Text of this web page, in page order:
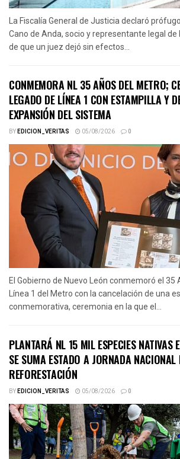
La Fiscalía General de Justicia declaró
Cano de Anda, socio y representante legal de
de que un juez dejó sin efectos...
CONMEMORA NL 35 AÑOS DEL METRO;
LEGADO DE LÍNEA 1 CON ESTAMPILLA Y
EXPANSIÓN DEL SISTEMA
BYEDICION_VERITAS 05/08/2026 0
El Gobierno de Nuevo León conmemoró el 35
Línea 1 del Metro con la cancelación de una
conmemorativa, ceremonia en la que el...
PLANTARÁ NL 15 MIL ESPECIES NATIVAS
SE SUMA ESTADO A JORNADA NACIONAL
REFORESTACIÓN
BYEDICION_VERITAS 05/08/2026 0